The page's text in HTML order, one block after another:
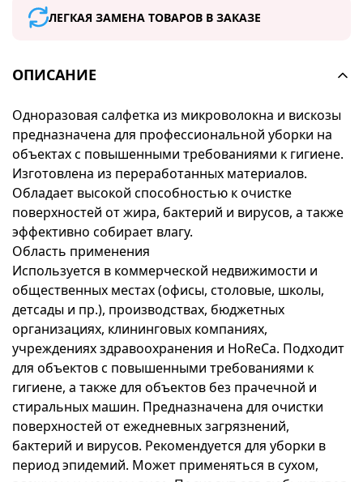
ЛЕГКАЯ ЗАМЕНА ТОВАРОВ В ЗАКАЗЕ
ОПИСАНИЕ
Одноразовая салфетка из микроволокна и вискозы
предназначена для профессиональной уборки на
объектах с повышенными требованиями к гигиене.
Изготовлена из переработанных материалов.
Обладает высокой способностью к очистке
поверхностей от жира, бактерий и вирусов, а также
эффективно собирает влагу.
Область применения
Используется в коммерческой недвижимости и
общественных местах (офисы, столовые, школы,
детсады и пр.), производствах, бюджетных
организациях, клининговых компаниях,
учреждениях здравоохранения и HoReCa. Подходит
для объектов с повышенными требованиями к
гигиене, а также для объектов без прачечной и
стиральных машин. Предназначена для очистки
поверхностей от ежедневных загрязнений,
бактерий и вирусов. Рекомендуется для уборки в
период эпидемий. Может применяться в сухом,